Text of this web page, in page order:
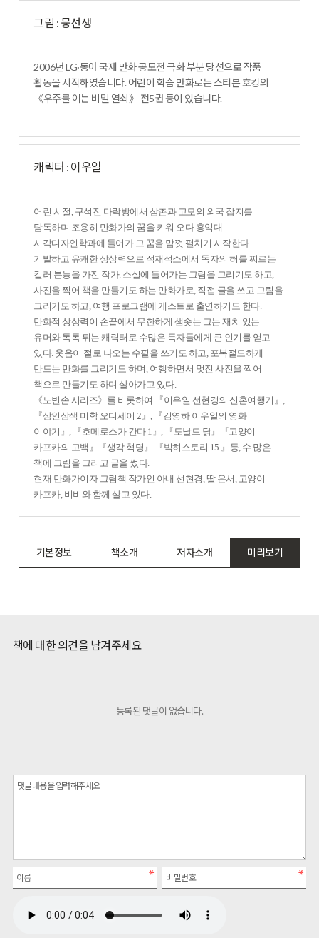
그림 : 뭉선생
2006년 LG·동아 국제 만화 공모전 극화 부분 당선으로 작품
활동을 시작하였습니다. 어린이 학습 만화로는 스티븐 호킹의
《우주를 여는 비밀 열쇠》 전5권 등이 있습니다.
캐릭터 : 이우일
어린 시절, 구석진 다락방에서 삼촌과 고모의 외국 잡지를
탐독하며 조용히 만화가의 꿈을 키워 오다 홍익대
시각디자인학과에 들어가 그 꿈을 맘껏 펼치기 시작한다.
기발하고 유쾌한 상상력으로 적재적소에서 독자의 허를 찌르는
킬러 본능을 가진 작가. 소설에 들어가는 그림을 그리기도 하고,
사진을 찍어 책을 만들기도 하는 만화가로, 직접 글을 쓰고 그림을
그리기도 하고, 여행 프로그램에 게스트로 출연하기도 한다.
만화적 상상력이 손끝에서 무한하게 샘솟는 그는 재치 있는
유머와 톡톡 튀는 캐릭터로 수많은 독자들에게 큰 인기를 얻고
있다. 웃음이 절로 나오는 수필을 쓰기도 하고, 포복절도하게
만드는 만화를 그리기도 하며, 여행하면서 멋진 사진을 찍어
책으로 만들기도 하며 살아가고 있다.
《노빈손 시리즈》를 비롯하여 『이우일 선현경의 신혼여행기』,
『삼인삼색 미학 오디세이 2』, 『김영하 이우일의 영화
이야기』, 『호메로스가 간다 1』, 『도날드 닭』『고양이
카프카의 고백』『생각 혁명』 『빅히스토리 15 』등, 수 많은
책에 그림을 그리고 글을 썼다.
현재 만화가이자 그림책 작가인 아내 선현경, 딸 은서, 고양이
카프카, 비비와 함께 살고 있다.
기본정보 책소개 저자소개 미리보기
책에 대한 의견을 남겨주세요
등록된 댓글이 없습니다.